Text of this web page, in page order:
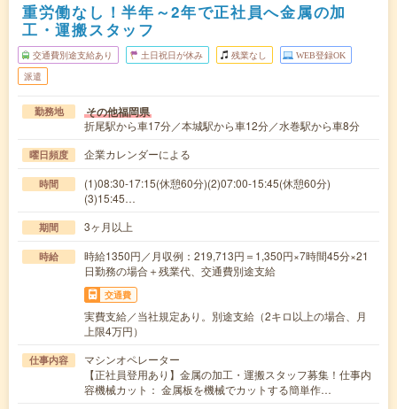
重労働なし！半年～2年で正社員へ金属の加
工・運搬スタッフ
交通費別途支給あり 土日祝日が休み 残業なし WEB登録OK
派遣
勤務地 その他福岡県
折尾駅から車17分／本城駅から車12分／水巻駅から車8分
曜日頻度 企業カレンダーによる
時間
(1)08:30-17:15(休憩60分)(2)07:00-15:45(休憩60分)
(3)15:45…
期間 3ヶ月以上
時給
時給1350円／月収例：219,713円＝1,350円×7時間45分×21
日勤務の場合＋残業代、交通費別途支給
交通費
実費支給／当社規定あり。別途支給（2キロ以上の場合、月
上限4万円）
仕事内容
マシンオペレーター
【正社員登用あり】金属の加工・運搬スタッフ募集！仕事内
容機械カット： 金属板を機械でカットする簡単作…